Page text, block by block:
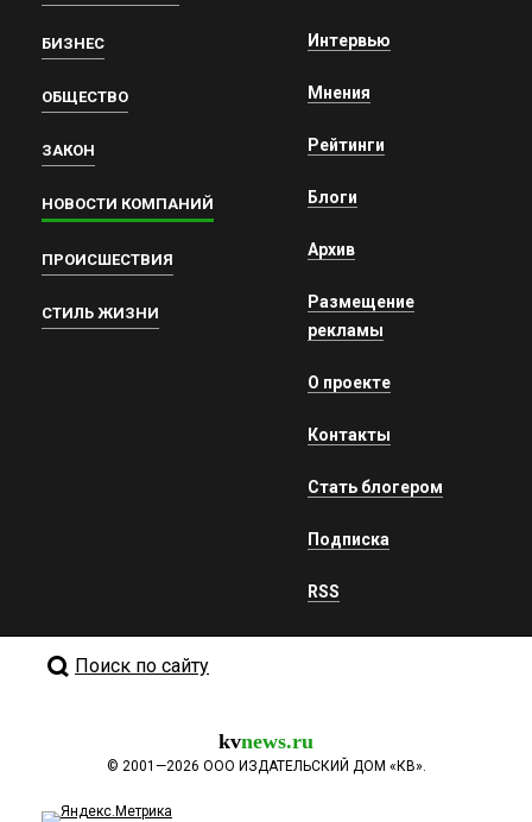
БИЗНЕС
ОБЩЕСТВО
ЗАКОН
НОВОСТИ КОМПАНИЙ
ПРОИСШЕСТВИЯ
СТИЛЬ ЖИЗНИ
Интервью
Мнения
Рейтинги
Блоги
Архив
Размещение
рекламы
О проекте
Контакты
Стать блогером
Подписка
RSS
Поиск по сайту
kvnews.ru
© 2001—2026 ООО ИЗДАТЕЛЬСКИЙ ДОМ «КВ».